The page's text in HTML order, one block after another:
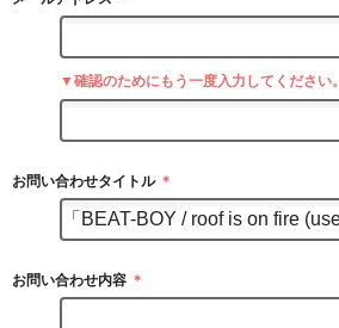
▼確認のためにもう一度入力してください。
お問い合わせタイトル ＊
お問い合わせ内容 ＊